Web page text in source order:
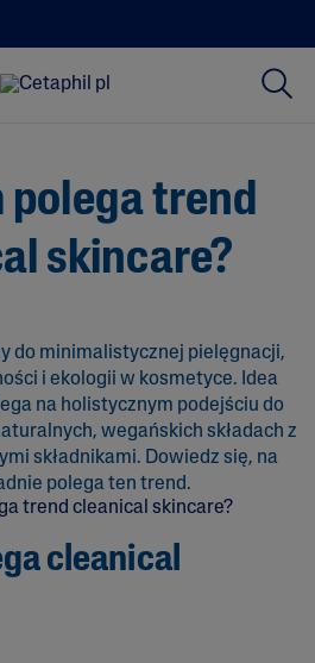
polega trend
skincare?
do minimalistycznej pielęgnacji,
i ekologii w kosmetyce. Idea
na holistycznym podejściu do
wegańskich składach z
składnikami. Dowiedz się, na
polega ten trend.
cleanical